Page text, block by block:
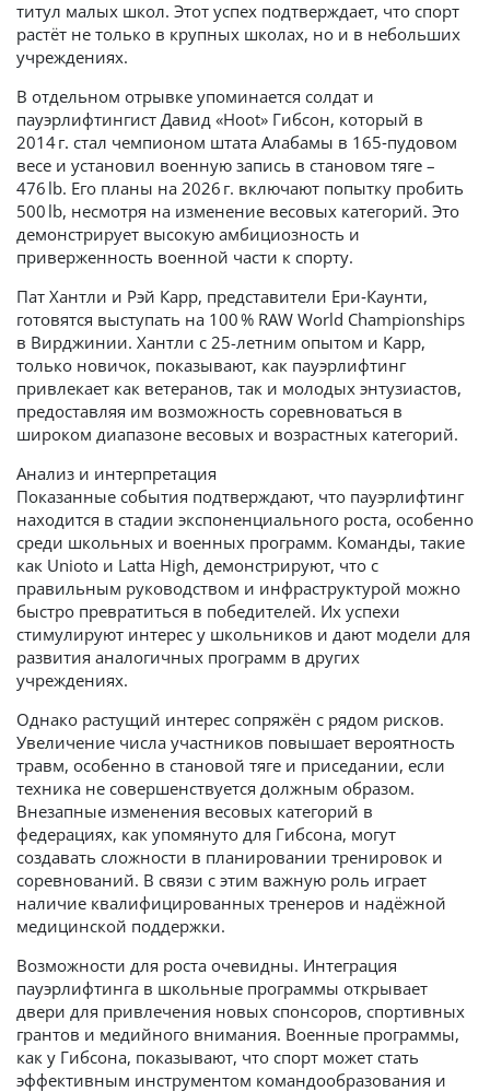
титул малых школ. Этот успех подтверждает, что спорт
растёт не только в крупных школах, но и в небольших
учреждениях.
В отдельном отрывке упоминается солдат и
пауэрлифтингист Давид «Hoot» Гибсон, который в
2014 г. стал чемпионом штата Алабамы в 165‑пудовом
весе и установил военную запись в становом тяге –
476 lb. Его планы на 2026 г. включают попытку пробить
500 lb, несмотря на изменение весовых категорий. Это
демонстрирует высокую амбициозность и
приверженность военной части к спорту.
Пат Хантли и Рэй Карр, представители Ери‑Каунти,
готовятся выступать на 100 % RAW World Championships
в Вирджинии. Хантли с 25-летним опытом и Карр,
только новичок, показывают, как пауэрлифтинг
привлекает как ветеранов, так и молодых энтузиастов,
предоставляя им возможность соревноваться в
широком диапазоне весовых и возрастных категорий.
Анализ и интерпретация
Показанные события подтверждают, что пауэрлифтинг
находится в стадии экспоненциального роста, особенно
среди школьных и военных программ. Команды, такие
как Unioto и Latta High, демонстрируют, что с
правильным руководством и инфраструктурой можно
быстро превратиться в победителей. Их успехи
стимулируют интерес у школьников и дают модели для
развития аналогичных программ в других
учреждениях.
Однако растущий интерес сопряжён с рядом рисков.
Увеличение числа участников повышает вероятность
травм, особенно в становой тяге и приседании, если
техника не совершенствуется должным образом.
Внезапные изменения весовых категорий в
федерациях, как упомянуто для Гибсона, могут
создавать сложности в планировании тренировок и
соревнований. В связи с этим важную роль играет
наличие квалифицированных тренеров и надёжной
медицинской поддержки.
Возможности для роста очевидны. Интеграция
пауэрлифтинга в школьные программы открывает
двери для привлечения новых спонсоров, спортивных
грантов и медийного внимания. Военные программы,
как у Гибсона, показывают, что спорт может стать
эффективным инструментом командообразования и